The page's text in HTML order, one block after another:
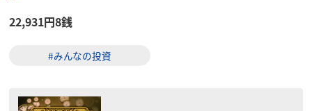
22,931円8銭
#みんなの投資